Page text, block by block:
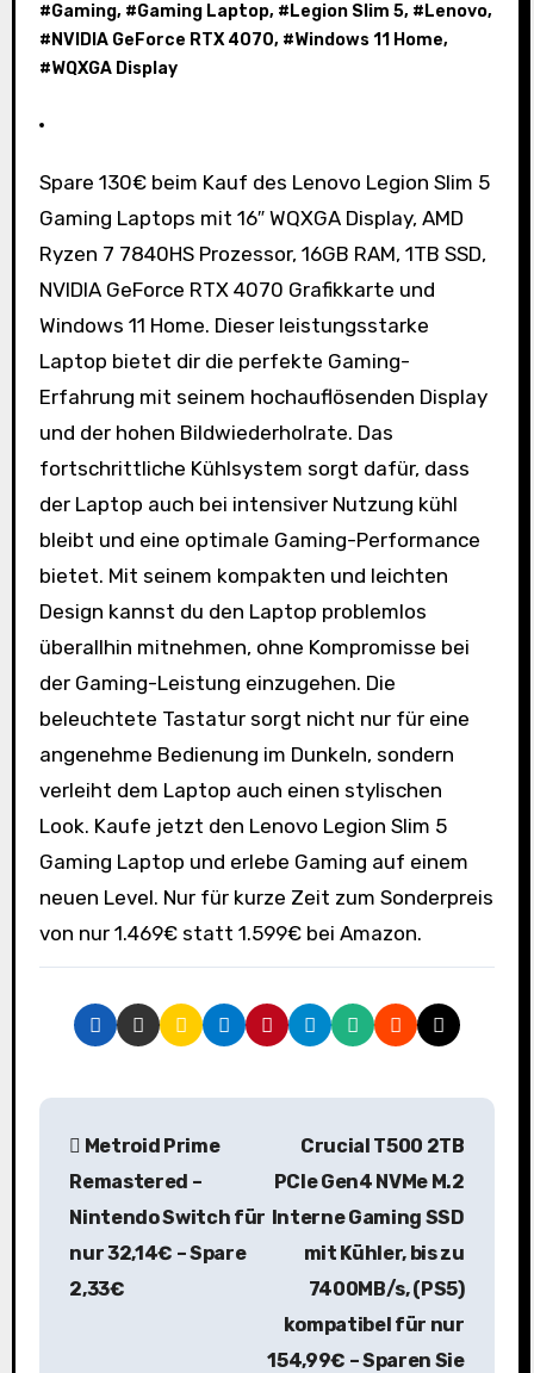
#Gaming, #Gaming Laptop, # Legion Slim 5, # Lenovo,
# NVIDIA GeForce RTX 4070, #Windows 11 Home,
#WQXGA Display
Spare 130€ beim Kauf des Lenovo Legion Slim 5
Gaming Laptops mit 16″ WQXGA Display, AMD
Ryzen 7 7840HS Prozessor, 16GB RAM, 1TB SSD,
NVIDIA GeForce RTX 4070 Grafikkarte und
Windows 11 Home. Dieser leistungsstarke
Laptop bietet dir die perfekte Gaming-
Erfahrung mit seinem hochauflösenden Display
und der hohen Bildwiederholrate. Das
fortschrittliche Kühlsystem sorgt dafür, dass
der Laptop auch bei intensiver Nutzung kühl
bleibt und eine optimale Gaming-Performance
bietet. Mit seinem kompakten und leichten
Design kannst du den Laptop problemlos
überallhin mitnehmen, ohne Kompromisse bei
der Gaming-Leistung einzugehen. Die
beleuchtete Tastatur sorgt nicht nur für eine
angenehme Bedienung im Dunkeln, sondern
verleiht dem Laptop auch einen stylischen
Look. Kaufe jetzt den Lenovo Legion Slim 5
Gaming Laptop und erlebe Gaming auf einem
neuen Level. Nur für kurze Zeit zum Sonderpreis
von nur 1.469€ statt 1.599€ bei Amazon.
B
Metroid Prime
Remastered –
Nintendo Switch für
nur 32,14€ – Spare
2,33€
Crucial T500 2TB
PCIe Gen4 NVMe M.2
Interne Gaming SSD
mit Kühler, bis zu
7400MB/s, (PS5)
kompatibel für nur
154,99€ – Sparen Sie